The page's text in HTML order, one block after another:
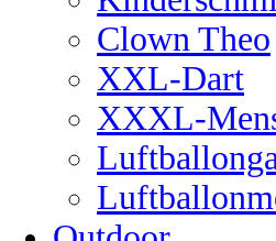
Clown Theo
XXL-Dart
XXXL-